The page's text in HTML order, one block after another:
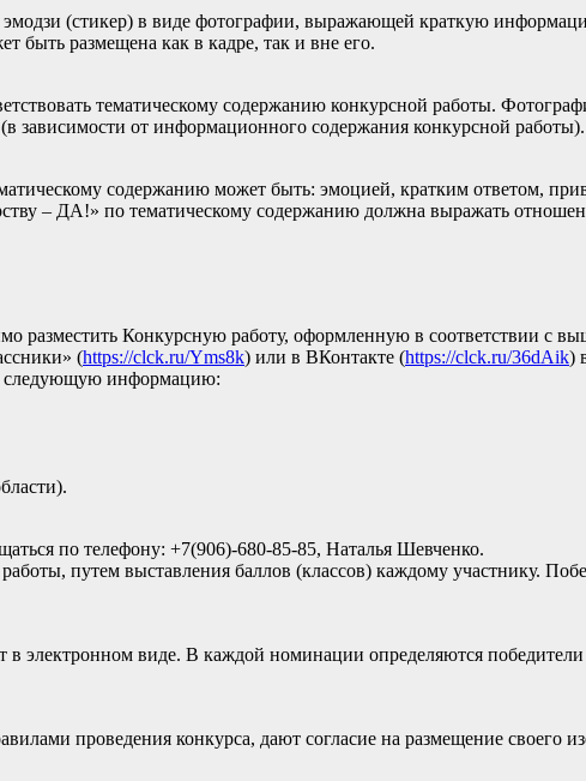
(стикер) в виде фотографии, выражающей краткую
быть размещена как в кадре, так и вне его.
тематическому содержанию конкурсной работы.
зависимости от информационного содержания конкурсной работы).
содержанию может быть: эмоцией, кратким ответом,
– ДА!» по тематическому содержанию должна выражать
разместить Конкурсную работу, оформленную в соответствии с
(https://clck.ru/Yms8k) или в ВКонтакте (https://clck.ru/36dAik)
следующую информацию:
по телефону: +7(906)-680-85-85, Наталья Шевченко.
путем выставления баллов (классов) каждому участнику.
в электронном виде. В каждой номинации определяются
проведения конкурса, дают согласие на размещение